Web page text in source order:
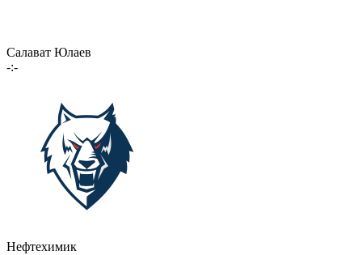
Салават Юлаев
-:-
Нефтехимик